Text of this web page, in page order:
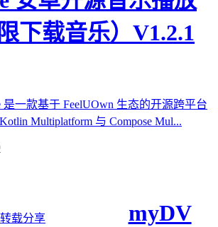
下载音乐）V1.2.1
是一款基于 FeelUOwn 生态的开源跨平台
Multiplatform 与 Compose Mul...
转载分享
myDV